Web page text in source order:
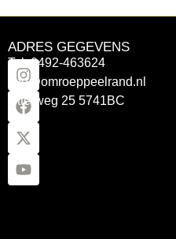
ADRES GEGEVENS
Tel: 0492-463624
info@omroeppeelrand.nl
Otterweg 25 5741BC